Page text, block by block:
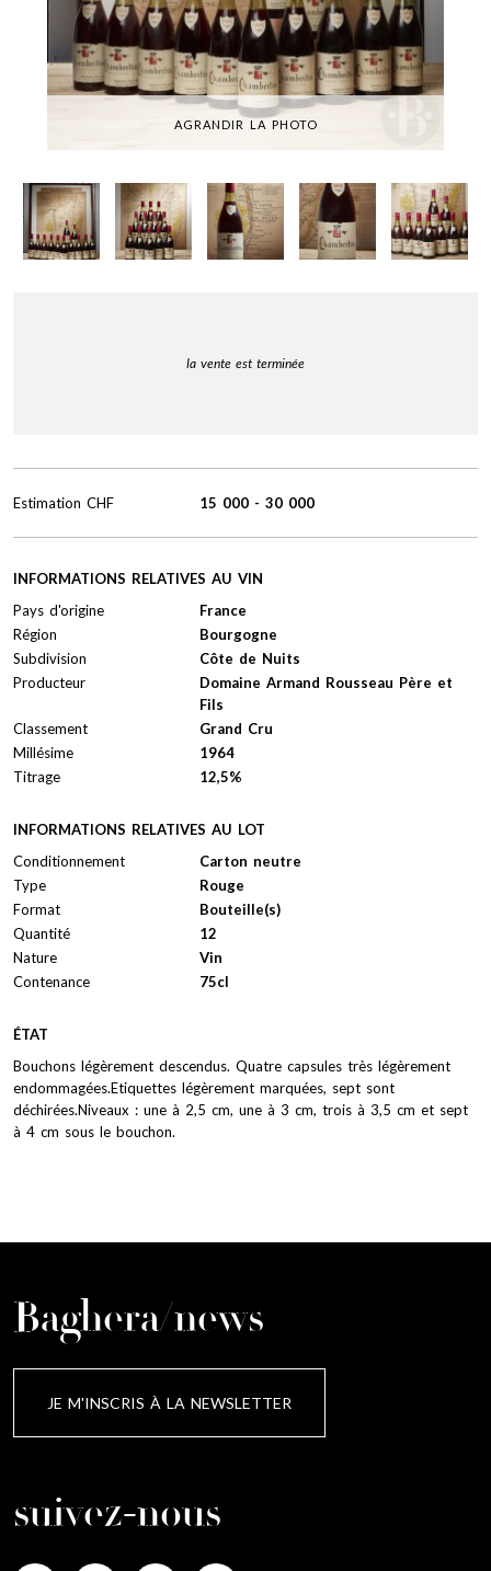
AGRANDIR LA PHOTO
la vente est terminée
INFORMATIONS RELATIVES AU VIN
Pays d'origine
France
Région
Bourgogne
Subdivision
Côte de Nuits
Producteur
Domaine Armand Rousseau Père et
Fils
Classement
Grand Cru
Millésime
1964
Titrage
12,5%
INFORMATIONS RELATIVES AU LOT
Conditionnement
Carton neutre
Type
Rouge
Format
Bouteille(s)
Quantité
12
Nature
Vin
Contenance
75cl
Estimation CHF 15 000 - 30 000
ÉTAT
Bouchons légèrement descendus. Quatre capsules très légèrement
endommagées.Etiquettes légèrement marquées, sept sont
déchirées.Niveaux : une à 2,5 cm, une à 3 cm, trois à 3,5 cm et sept
à 4 cm sous le bouchon.
Baghera/news
JE M'INSCRIS À LA NEWSLETTER
suivez-nous